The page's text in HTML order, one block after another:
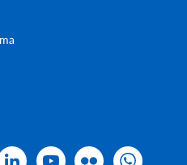
LinkedinYoutubeFlickr